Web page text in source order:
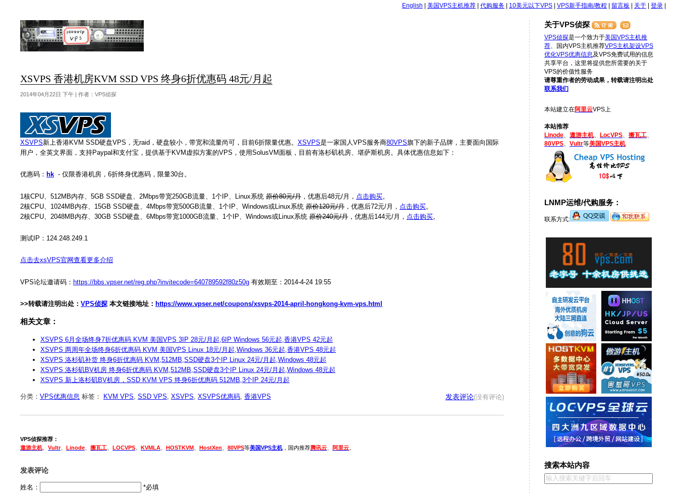
English 美国VPS主机推荐 代购服务 10美元以下VPS VPS新手指南/教程 留言板 关于 登录
XSVPS 香港机房KVM SSD VPS 终身6折优惠码 48元/月起
2014年04月22日 下午 | 作者：VPS侦探
XSVPS新上香港KVM SSD硬盘VPS，无raid，硬盘较小，带宽和流量尚可，目前6折限量优惠。 XSVPS是一家国人VPS服务商80VPS旗下的新子品牌，主要面向国际
用户，全英文界面，支持Paypal和支付宝，提供基于KVM虚拟方案的VPS，使用SolusVM面板，目前有洛杉矶机房、堪萨斯机房。具体优惠信息如下：
优惠码： hk - 仅限香港机房，6折终身优惠码，限量30台。
1核CPU、512MB内存、5GB SSD硬盘、2Mbps带宽250GB流量、1个IP、Linux系统 原价80元/月 ，优惠后48元/月， 点击购买。
2核CPU、1024MB内存、15GB SSD硬盘、4Mbps带宽500GB流量、1个IP、Windows或Linux系统 原价120元/月 ，优惠后72元/月， 点击购买。
2核CPU、2048MB内存、30GB SSD硬盘、6Mbps带宽1000GB流量、1个IP、Windows或Linux系统 原价240元/月 ，优惠后144元/月， 点击购买。
测试IP：124.248.249.1
点击去xsVPS官网查看更多介绍
VPS论坛邀请码： https://bbs.vpser.net/reg.php?invitecode=640789592f80z50g 有效期至：2014-4-24 19:55
>>转载请注明出处： VPS侦探 本文链接地址： https://www.vpser.net/coupons/xsvps-2014-april-hongkong-kvm-vps.html
相关文章：
XSVPS 6月全场终身7折优惠码 KVM 美国VPS 3IP 28元/月起,6IP Windows 56元起,香港VPS 42元起
XSVPS 两周年全场终身6折优惠码 KVM 美国VPS Linux 18元/月起,Windows 36元起,香港VPS 48元起
XSVPS 洛杉矶补货 终身6折优惠码 KVM,512MB,SSD硬盘3个IP Linux 24元/月起,Windows 48元起
XSVPS 洛杉矶BV机房 终身6折优惠码 KVM,512MB,SSD硬盘3个IP Linux 24元/月起,Windows 48元起
XSVPS 新上洛杉矶BV机房，SSD KVM VPS 终身6折优惠码 512MB,3个IP 24元/月起
发表评论(没有评论)
分类： VPS优惠信息 标签： KVM VPS SSD VPS XSVPS XSVPS优惠码 香港VPS
VPS侦探推荐：
遨游主机
Vultr、 Linode 搬瓦工 LOCVPS KVMLA HOSTKVM HostXen 80VPS等美国VPS主机 ，国内推荐腾讯云 阿里云。
发表评论
姓名： *必填
关于VPS侦探
VPS侦探是一个致力于美国VPS主机推
荐 、国内VPS主机推荐VPS主机架设VPS
优化VPS优惠信息 及VPS免费试用的信息
共享平台，这里将提供您所需要的关于
VPS的价值性服务
请尊重作者的劳动成果，转载请注明出处
联系我们
本站建立在阿里云VPS上
本站推荐
Linode
遨游主机、 LocVPS 搬瓦工
80VPS
Vultr等美国VPS主机
LNMP运维/代购服务：
联系方式:
搜索本站内容